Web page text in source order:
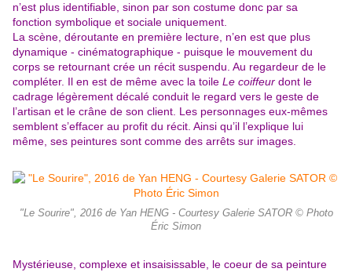
n’est plus identifiable, sinon par son costume donc par sa
fonction symbolique et sociale uniquement.
La scène, déroutante en première lecture, n’en est que plus
dynamique - cinématographique - puisque le mouvement du
corps se retournant crée un récit suspendu. Au regardeur de le
compléter. Il en est de même avec la toile Le coiffeur dont le
cadrage légèrement décalé conduit le regard vers le geste de
l’artisan et le crâne de son client. Les personnages eux-mêmes
semblent s’effacer au profit du récit. Ainsi qu’il l’explique lui
même, ses peintures sont comme des arrêts sur images.
"Le Sourire", 2016 de Yan HENG - Courtesy Galerie SATOR © Photo
Éric Simon
Mystérieuse, complexe et insaisissable, le coeur de sa peinture